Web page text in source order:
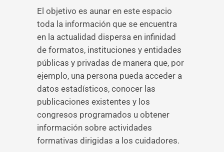
El objetivo es aunar en este espacio
toda la información que se encuentra
en la actualidad dispersa en infinidad
de formatos, instituciones y entidades
públicas y privadas de manera que, por
ejemplo, una persona pueda acceder a
datos estadísticos, conocer las
publicaciones existentes y los
congresos programados u obtener
información sobre actividades
formativas dirigidas a los cuidadores.